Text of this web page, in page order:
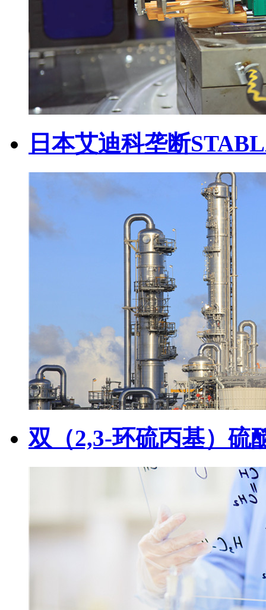
日本艾迪科垄断
双（2,3-环硫丙基）硫